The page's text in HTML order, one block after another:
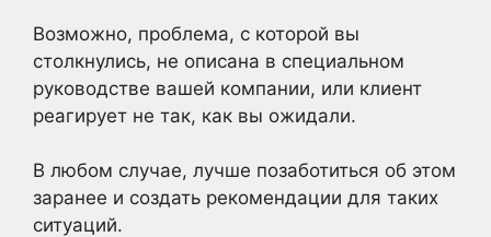
Возможно, проблема, с которой вы
столкнулись, не описана в специальном
руководстве вашей компании, или клиент
реагирует не так, как вы ожидали.
В любом случае, лучше позаботиться об этом
заранее и создать рекомендации для таких
ситуаций.